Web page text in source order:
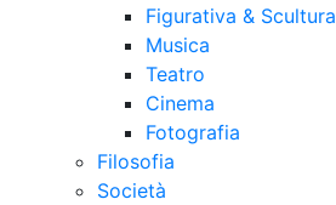
Figurativa & Scultura
Musica
Teatro
Cinema
Fotografia
Filosofia
Società